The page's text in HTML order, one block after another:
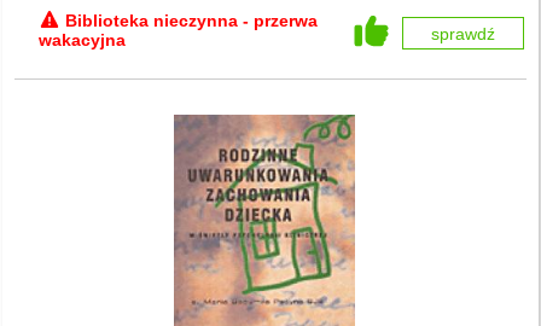
Biblioteka nieczynna - przerwa
wakacyjna
sprawdź